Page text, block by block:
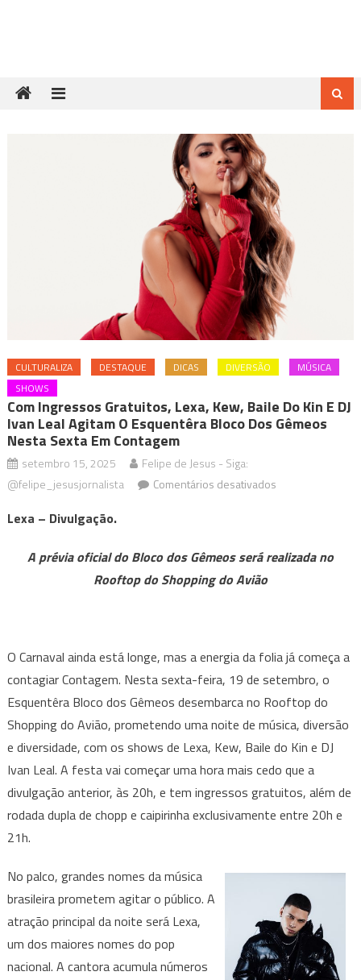
CULTURALIZA DESTAQUE DICAS DIVERSÃO
MÚSICA
SHOWS
Com Ingressos Gratuitos, Lexa, Kew, Baile Do Kin E DJ
Ivan Leal Agitam O Esquentêra Bloco Dos Gêmeos
Nesta Sexta Em Contagem
setembro 15, 2025
Felipe de Jesus - Siga:
@felipe_jesusjornalista
Comentários desativadosem
Lexa,
e
DJ
Ivan
Leal
agitam
o
Esquentêra
em
Contagem
Lexa – Divulgação.
A prévia oficial do Bloco dos Gêmeos será realizada no
Rooftop do Shopping do Avião
O Carnaval ainda está longe, mas a energia da folia já começa a
contagiar Contagem. Nesta sexta-feira, 19 de setembro, o
Esquentêra Bloco dos Gêmeos desembarca no Rooftop do
Shopping do Avião, prometendo uma noite de música, diversão
e diversidade, com os shows de Lexa, Kew, Baile do Kin e DJ
Ivan Leal. A festa vai começar uma hora mais cedo que a
divulgação anterior, às 20h, e tem ingressos gratuitos, além de
rodada dupla de chopp e caipirinha exclusivamente entre 20h e
21h.
No palco, grandes nomes da música
brasileira prometem agitar o público. A
atração principal da noite será Lexa,
um dos maiores nomes do pop
nacional. A cantora acumula números